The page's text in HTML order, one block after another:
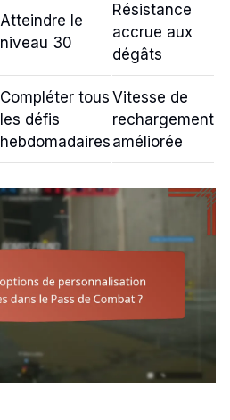
Atteindre le
niveau 30
Résistance
accrue aux
dégâts
Compléter tous
les défis
hebdomadaires
Vitesse de
rechargement
améliorée